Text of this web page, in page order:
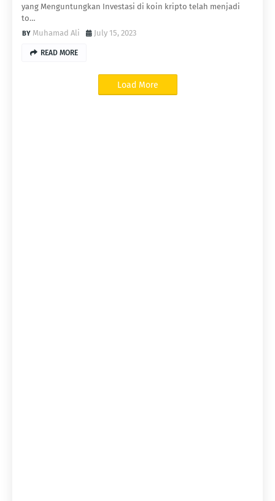
yang Menguntungkan Investasi di koin kripto telah menjadi
to…
Muhamad Ali
July 15, 2023
READ MORE
Load More